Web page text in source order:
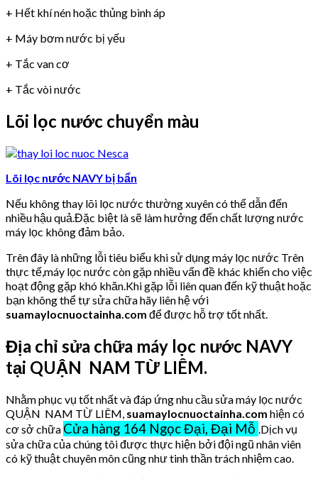
+ Hết khí nén hoặc thủng bình áp
+ Máy bơm nước bị yếu
+ Tắc van cơ
+ Tắc vòi nước
Lõi lọc nước chuyển màu
Lõi lọc nước NAVY bị bẩn
Nếu không thay lõi lọc nước thường xuyên có thể dẫn đến
nhiều hậu quả.Đặc biệt là sẽ làm hưởng đến chất lượng nước
máy lọc không đảm bảo.
Trên đây là những lỗi tiêu biểu khi sử dụng máy lọc nước Trên
thực tế,máy lọc nước còn gặp nhiều vấn đề khác khiến cho việc
hoạt động gặp khó khăn.Khi gặp lỗi liên quan đến kỹ thuật hoặc
bạn không thể tự sửa chữa hãy liên hệ với
suamaylocnuoctainha.com để được hỗ trợ tốt nhất.
Địa chỉ sửa chữa máy lọc nước NAVY
tại QUẬN NAM TỪ LIÊM.
Nhằm phục vụ tốt nhất và đáp ứng nhu cầu sửa máy lọc nước
QUẬN NAM TỪ LIÊM, suamaylocnuoctainha.com hiện có
cơ sở chữa Cửa hàng 164 Ngọc Đại, Đại Mỗ .Dịch vụ
sửa chữa của chúng tôi được thực hiện bởi đội ngũ nhân viên
có kỹ thuật chuyên môn cũng như tinh thần trách nhiệm cao.